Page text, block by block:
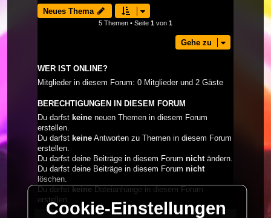
Neues Thema
5 Themen • Seite 1 von 1
Gehe zu
WER IST ONLINE?
Mitglieder in diesem Forum: 0 Mitglieder und 2 Gäste
BERECHTIGUNGEN IN DIESEM FORUM
Du darfst keine neuen Themen in diesem Forum
erstellen.
Du darfst keine Antworten zu Themen in diesem Forum
erstellen.
Du darfst deine Beiträge in diesem Forum nichtändern.
Du darfst deine Beiträge in diesem Forum nicht
löschen.
Du darfst keine Dateianhänge in diesem Forum
erstellen.
Cookie-Einstellungen